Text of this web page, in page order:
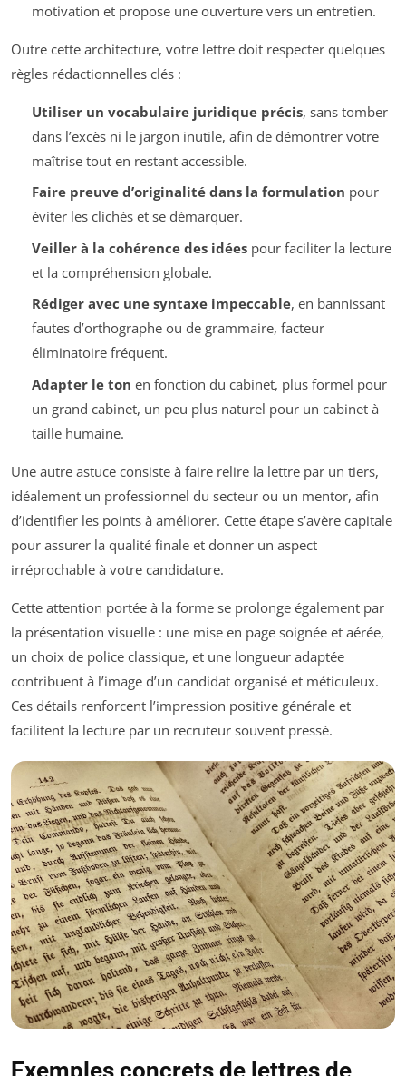
motivation et propose une ouverture vers un entretien.
Outre cette architecture, votre lettre doit respecter quelques
règles rédactionnelles clés :
Utiliser un vocabulaire juridique précis, sans tomber
dans l’excès ni le jargon inutile, afin de démontrer votre
maîtrise tout en restant accessible.
Faire preuve d’originalité dans la formulation pour
éviter les clichés et se démarquer.
Veiller à la cohérence des idéespour faciliter la lecture
et la compréhension globale.
Rédiger avec une syntaxe impeccable, en bannissant
fautes d’orthographe ou de grammaire, facteur
éliminatoire fréquent.
Adapter le ton en fonction du cabinet, plus formel pour
un grand cabinet, un peu plus naturel pour un cabinet à
taille humaine.
Une autre astuce consiste à faire relire la lettre par un tiers,
idéalement un professionnel du secteur ou un mentor, afin
d’identifier les points à améliorer. Cette étape s’avère capitale
pour assurer la qualité finale et donner un aspect
irréprochable à votre candidature.
Cette attention portée à la forme se prolonge également par
la présentation visuelle : une mise en page soignée et aérée,
un choix de police classique, et une longueur adaptée
contribuent à l’image d’un candidat organisé et méticuleux.
Ces détails renforcent l’impression positive générale et
facilitent la lecture par un recruteur souvent pressé.
Exemples concrets de lettres de